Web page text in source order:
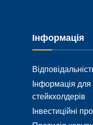
Інформація
Інформація для
стейкхолдерів
Інвестиційні